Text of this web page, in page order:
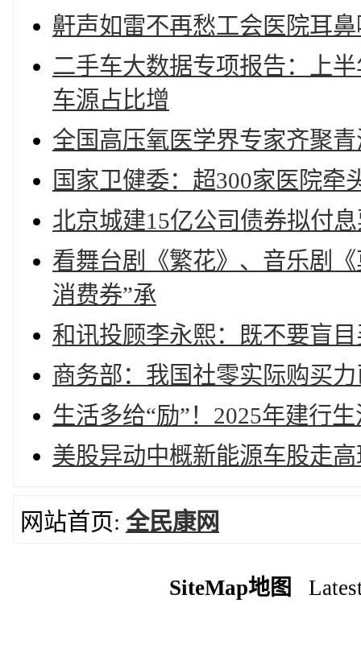
鼾声如雷不再愁工会医院耳
二手车大数据专项报告：上
车源占比增
全国高压氧医学界专家齐聚
国家卫健委：超300家医院牵
北京城建15亿公司债券拟付
看舞台剧《繁花》、音乐剧
消费券”承
和讯投顾李永熙：既不要盲
商务部：我国社零实际购买
生活多给“励”！2025年建行
美股异动中概新能源车股走
网站首页: 全民康网
SiteMap地图